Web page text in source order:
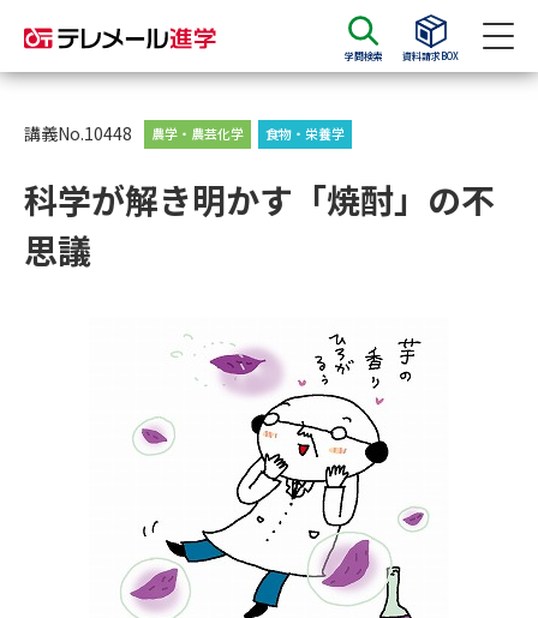
学問検索 資料請求BOX
資料請求
大学・短大の資料種類から請求
総合型選抜・学校推薦型選抜 募
大学入学共通テスト利用選抜の
募集要項＆願書
大学・短大以外の資料から請求
専門学校の資料請求 大学院の資料請求
留学・進学関連、塾・予備校
大学入学共通テスト「受験案
講義No.10448 農学・農芸化学 食物・栄養学
科学が解き明かす「焼酎」の不
思議